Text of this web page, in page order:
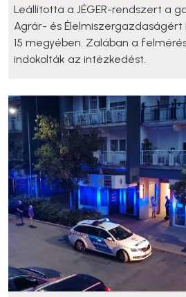
Leállította a JÉGER-rendszert a
Agrár- és Élelmiszergazdaságért
15 megyében. Zalában a
indokolták az intézkedést.